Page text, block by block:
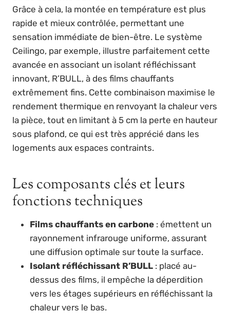
Grâce à cela, la montée en température est plus
rapide et mieux contrôlée, permettant une
sensation immédiate de bien-être. Le système
Ceilingo, par exemple, illustre parfaitement cette
avancée en associant un isolant réfléchissant
innovant, R’BULL, à des films chauffants
extrêmement fins. Cette combinaison maximise le
rendement thermique en renvoyant la chaleur vers
la pièce, tout en limitant à 5 cm la perte en hauteur
sous plafond, ce qui est très apprécié dans les
logements aux espaces contraints.
Les composants clés et leurs
fonctions techniques
Films chauffants en carbone : émettent un
rayonnement infrarouge uniforme, assurant
une diffusion optimale sur toute la surface.
Isolant réfléchissant R’BULL : placé au-
dessus des films, il empêche la déperdition
vers les étages supérieurs en réfléchissant la
chaleur vers le bas.